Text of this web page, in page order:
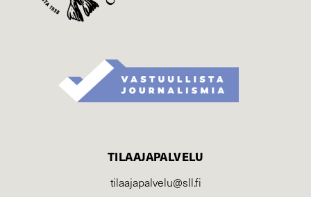
TILAAJAPALVELU
tilaajapalvelu@sll.fi